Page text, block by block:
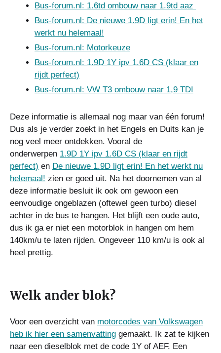
Bus-forum.nl: 1.6td ombouw naar 1.9td aaz
Bus-forum.nl: De nieuwe 1.9D ligt erin! En het
werkt nu helemaal!
Bus-forum.nl: Motorkeuze
Bus-forum.nl: 1.9D 1Y ipv 1.6D CS (klaar en
rijdt perfect)
Bus-forum.nl: VW T3 ombouw naar 1,9 TDI
Deze informatie is allemaal nog maar van één forum!
Dus als je verder zoekt in het Engels en Duits kan je
nog veel meer ontdekken. Vooral de
onderwerpen 1.9D 1Y ipv 1.6D CS (klaar en rijdt
perfect) en De nieuwe 1.9D ligt erin! En het werkt nu
helemaal! zien er goed uit. Na het doornemen van al
deze informatie besluit ik ook om gewoon een
eenvoudige ongeblazen (oftewel geen turbo) diesel
achter in de bus te hangen. Het blijft een oude auto,
dus ik ga er niet een motorblok in hangen om hem
140km/u te laten rijden. Ongeveer 110 km/u is ook al
heel prettig.
Welk ander blok?
Voor een overzicht van motorcodes van Volkswagen
heb ik hier een samenvatting gemaakt. Ik zat te kijken
naar een dieselblok met de code 1Y of AEF. Een